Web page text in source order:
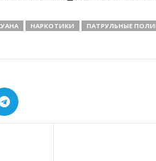
НАРКОТИКИ
ПАТРУЛЬНЫЕ